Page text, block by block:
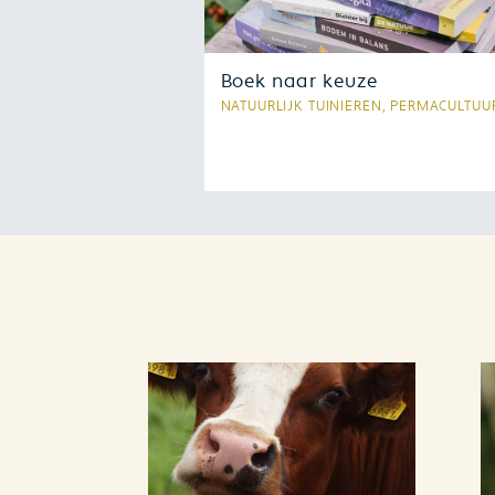
Boek naar keuze
NATUURLIJK TUINIEREN,